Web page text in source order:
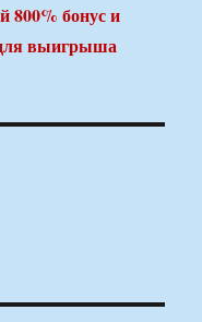
800% бонус и
выигрыша